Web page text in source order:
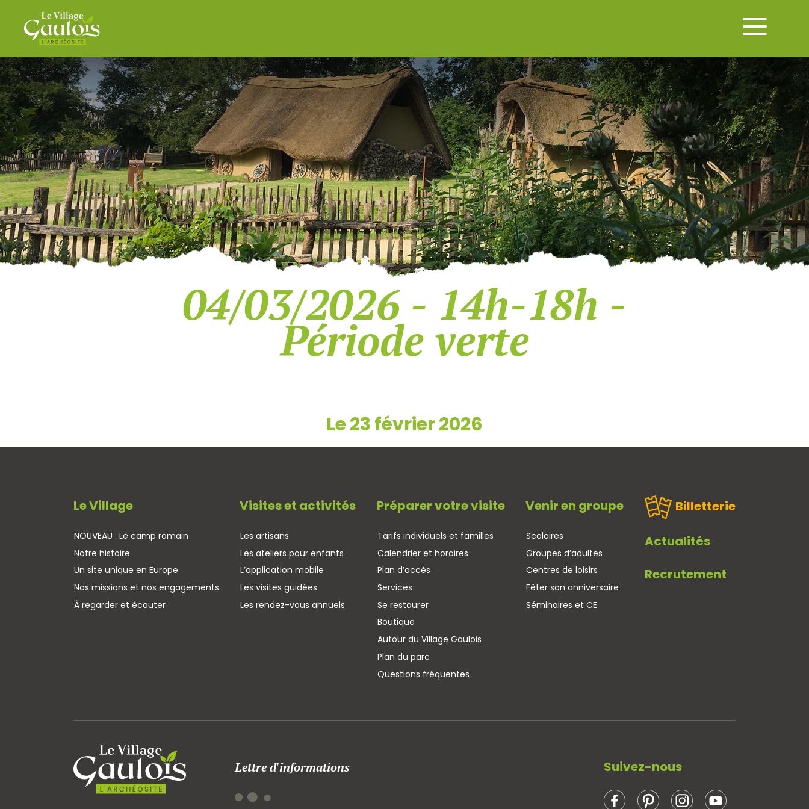
04/03/2026 - 14h-18h -
Période verte
Le 23 février 2026
Le Village
NOUVEAU : Le camp romain
Notre histoire
Un site unique en Europe
Nos missions et nos engagements
À regarder et écouter
Visites et activités
Les artisans
Les ateliers pour enfants
L’application mobile
Les visites guidées
Les rendez-vous annuels
Préparer votre visite
Tarifs individuels et familles
Calendrier et horaires
Plan d’accès
Services
Se restaurer
Boutique
Autour du Village Gaulois
Plan du parc
Questions fréquentes
Venir en groupe
Scolaires
Groupes d’adultes
Centres de loisirs
Fêter son anniversaire
Séminaires et CE
Billetterie
Actualités
Recrutement
Lettre d'informations Suivez-nous